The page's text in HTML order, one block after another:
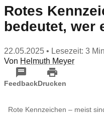
Rotes
bedeutet, wer
22.05.2025 • Lesezeit: 3
Von Helmuth Meyer
FeedbackDrucken
Rote Kennzeichen – meist